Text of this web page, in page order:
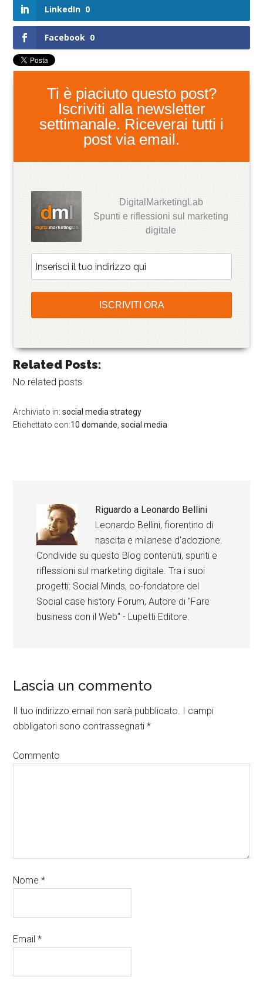
LinkedIn 0
Facebook 0
Ti è piaciuto questo post?
Iscriviti alla newsletter
settimanale. Riceverai tutti i
post via email.
DigitalMarketingLab
Spunti e riflessioni sul marketing
digitale
Related Posts:
No related posts.
Archiviato in:social media strategy
Etichettato con:10 domande,social media
Riguardo a Leonardo Bellini
Leonardo Bellini, fiorentino di
nascita e milanese d'adozione.
Condivide su questo Blog contenuti, spunti e
riflessioni sul marketing digitale. Tra i suoi
progetti: Social Minds, co-fondatore del
Social case history Forum, Autore di "Fare
business con il Web" - Lupetti Editore.
Lascia un commento
Il tuo indirizzo email non sarà pubblicato. I campi
obbligatori sono contrassegnati*
Commento
Nome*
Email*